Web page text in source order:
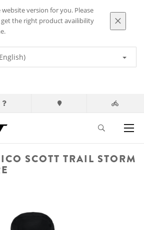
version for you. Please
the right product availibility
SCOTT TRAIL STORM